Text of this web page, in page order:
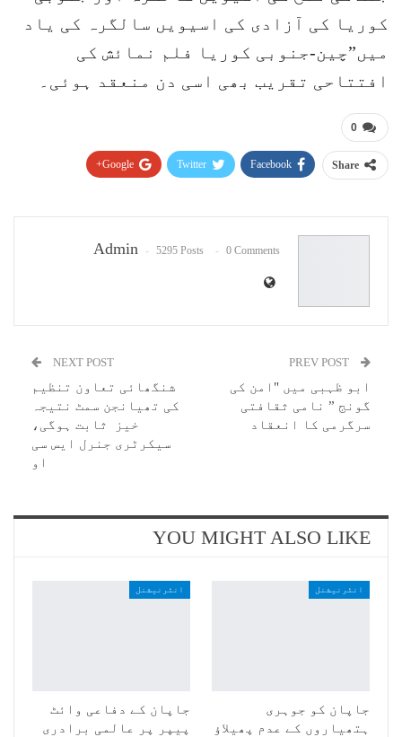
کوریا کی آزادی کی اسیویں سالگرہ کی یاد
میں”چین-جنوبی کوریا فلم نمائش کی
افتتاحی تقریب بھی اسی دن منعقد ہوئی۔
0
Share
Facebook
Twitter
Google+
Admin 5295 Posts 0 Comments
ابو ظہبی میں "امن کی
گونج ” نامی ثقافتی
سرگرمی کا انعقاد
NEXT POST
شنگھائی تعاون تنظیم
کی تھیانجن سمٹ نتیجہ
خیز ثابت ہوگی،
سیکرٹری جنرل ایس سی
او
YOU MIGHT ALSO LIKE
انٹرنیشنل
جاپان کو جوہری
ہتھیاروں کے عدم پھیلاؤ
انٹرنیشنل
جاپان کے دفاعی وائٹ
پیپر پر عالمی برادری